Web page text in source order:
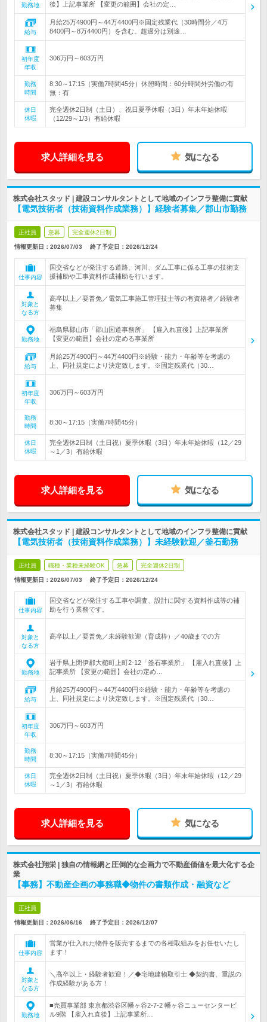
勤務地
後】上記事業所 【変更の範囲】会社の定…
給与
月給25万4900円～44万4400円※固定残業代（30時間分／4万
8400円～8万4400円）を含む。超過分は別途…
初年度
年収
306万円～603万円
勤務
時間
8:30～17:15（実働7時間45分）休憩時間：60分時間外労働の有
無：有
休日
休暇
完全週休2日制（土日）、祝日夏季休暇（3日）年末年始休暇
（12/29～1/3）有給休暇
求人詳細を見る 気になる
株式会社スタッド | 建設コンサルタントとして地域のインフラ整備に貢献
【電気技術者（技術資料作成業務）】経験者募集／郡山市勤務
正社員 急募 完全週休2日制
情報更新日：2026/07/03 終了予定日： 2026/12/24
仕事内容
国交省などが発注する道路、河川、ダム工事に係る工事の技術支
援補助や工事資料作成補助を行います。
対象と
なる方
高卒以上／要普免／電気工事施工管理技士等の有資格者／経験者
募集
勤務地
福島県郡山市「郡山国道事務所」 【雇入れ直後】上記事業所
【変更の範囲】会社の定める事業所
給与
月給25万4900円～44万4400円※経験・能力・年齢等を考慮の
上、同社規定により決定致します。※固定残業代（30…
初年度
年収
306万円～603万円
勤務
時間
8:30～17:15（実働7時間45分）
休日
休暇
完全週休2日制（土日祝）夏季休暇（3日）年末年始休暇（12／29
～1／3）有給休暇
求人詳細を見る 気になる
株式会社スタッド | 建設コンサルタントとして地域のインフラ整備に貢献
【電気技術者（技術資料作成業務）】未経験歓迎／釜石勤務
正社員 職種・業種未経験OK 急募 完全週休2日制
情報更新日：2026/07/03 終了予定日： 2026/12/24
仕事内容
国交省などが発注する工事や調査、設計に関する資料作成等の補
助を行う業務です。
対象と
なる方
高卒以上／要普免／未経験歓迎（育成枠）／40歳までの方
勤務地
岩手県上閉伊郡大槌町上町2-12「釜石事業所」 【雇入れ直後】上
記事業所 【変更の範囲】会社の定め…
給与
月給25万4900円～44万4400円※経験・能力・年齢等を考慮の
上、同社規定により決定致します。※固定残業代（30…
初年度
年収
306万円～603万円
勤務
時間
8:30～17:15（実働7時間45分）
休日
休暇
完全週休2日制（土日祝）夏季休暇（3日）年末年始休暇（12／29
～1／3）有給休暇
求人詳細を見る 気になる
株式会社翔栄 | 独自の情報網と圧倒的な企画力で不動産価値を最大化する企
業
【事務】不動産企画の事務職◆物件の書類作成・融資など
正社員
情報更新日：2026/06/16 終了予定日： 2026/12/07
仕事内容
営業が仕入れた物件を販売するまでの各種取組みをお任せいたし
ます！
対象と
なる方
＼高卒以上・経験者歓迎！／◆宅地建物取引士 ◆契約書、重説の
作成経験がある方！
勤務地
■売買事業部 東京都渋谷区幡ヶ谷2-7-2 幡ヶ谷ニューセンタービ
ル9階 【雇入れ直後】上記事業所…